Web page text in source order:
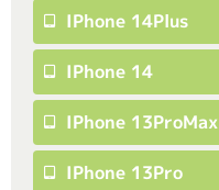
IPhone 14Plus
IPhone 14
IPhone 13ProMax
IPhone 13Pro